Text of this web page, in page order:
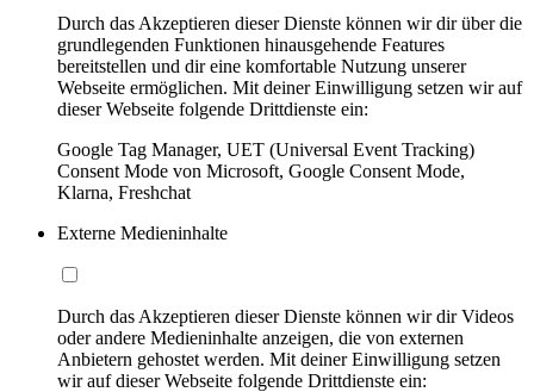
Durch das Akzeptieren dieser Dienste können wir dir über die
grundlegenden Funktionen hinausgehende Features
bereitstellen und dir eine komfortable Nutzung unserer
Webseite ermöglichen. Mit deiner Einwilligung setzen wir auf
dieser Webseite folgende Drittdienste ein:
Google Tag Manager, UET (Universal Event Tracking)
Consent Mode von Microsoft, Google Consent Mode,
Klarna, Freshchat
Externe Medieninhalte
Durch das Akzeptieren dieser Dienste können wir dir Videos
oder andere Medieninhalte anzeigen, die von externen
Anbietern gehostet werden. Mit deiner Einwilligung setzen
wir auf dieser Webseite folgende Drittdienste ein: